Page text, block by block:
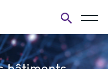
search
form